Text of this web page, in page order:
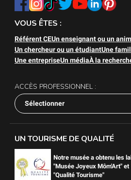
VOUS ÊTES :
Référent CEUn enseignant ou un
Un chercheur ou un étudiantUne
Une entrepriseUn médiaÀ la
ACCÈS PROFESSIONNEL :
Sélectionner
UN TOURISME DE QUALITÉ
Notre musée a obtenu les
"Musée Joyeux Môm'Art" et
"Qualité Tourisme"